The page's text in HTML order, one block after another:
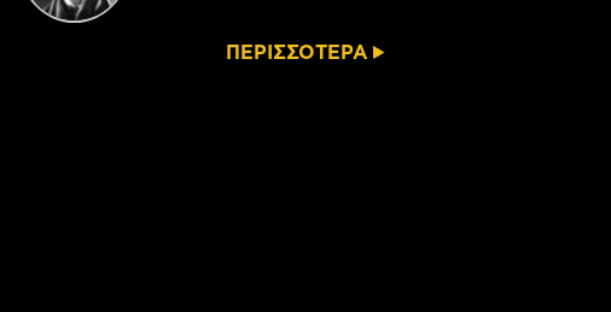
ΠΕΡΙΣΣΟΤΕΡΑ